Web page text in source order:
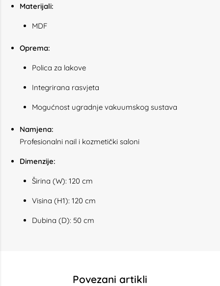
Materijali:
MDF
Oprema:
Polica za lakove
Integrirana rasvjeta
Mogućnost ugradnje vakuumskog sustava
Namjena:
Profesionalni nail i kozmetički saloni
Dimenzije:
Širina (W): 120 cm
Visina (H1): 120 cm
Dubina (D): 50 cm
Povezani artikli